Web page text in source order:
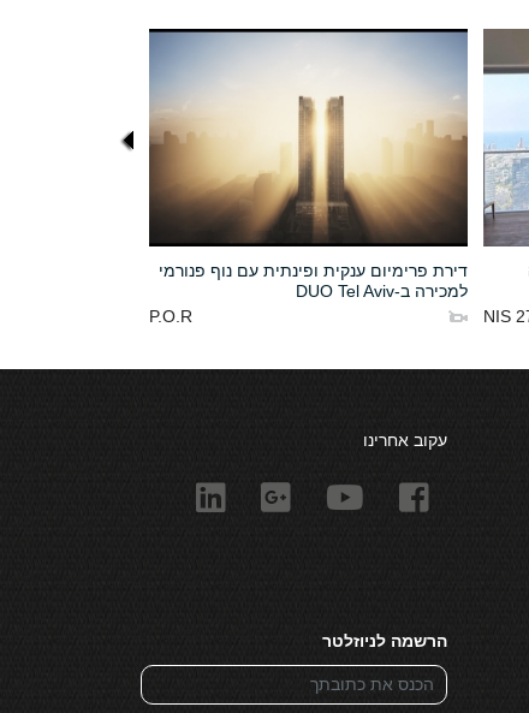
דירת פרימיום ענקית ופינתית עם נוף פנורמי
למכירה ב-DUO Tel Aviv
P.O.R
עקוב אחרינו
הרשמה לניוזלטר